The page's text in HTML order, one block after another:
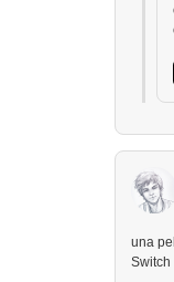
una
Switch